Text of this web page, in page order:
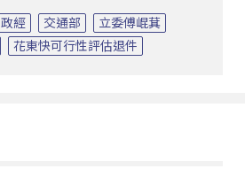
政經 交通部
立委傅崐萁
花東快可行性評估退件